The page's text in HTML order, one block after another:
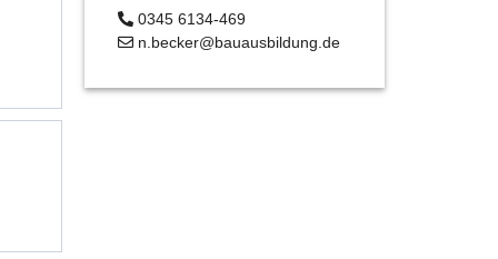
0345 6134-469
n.becker@bauausbildung.de